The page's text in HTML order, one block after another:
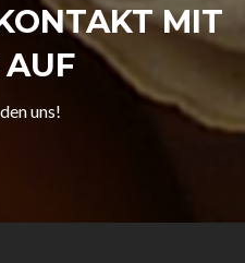
MIT
AUF
uns!